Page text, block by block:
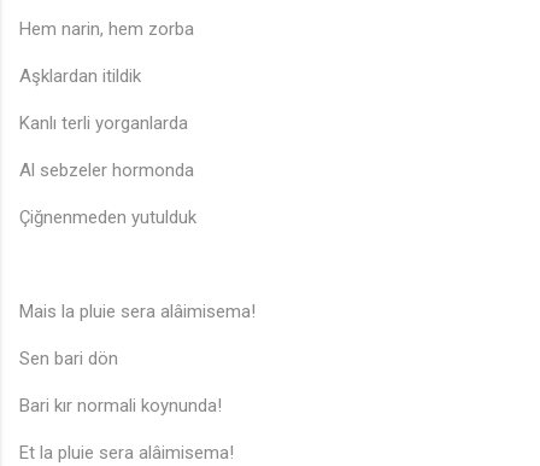
Hem narin, hem zorba
Aşklardan itildik
Kanlı terli yorganlarda
Al sebzeler hormonda
Çiğnenmeden yutulduk
Mais la pluie sera alâimisema!
Sen bari dön
Bari kır normali koynunda!
Et la pluie sera alâimisema!